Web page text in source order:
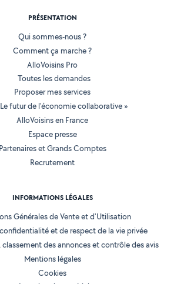
PRÉSENTATION
Qui sommes-nous ?
Comment ça marche ?
AlloVoisins Pro
Toutes les demandes
Proposer mes services
futur de l'économie collaborative »
AlloVoisins en France
Espace presse
Partenaires et Grands Comptes
Recrutement
INFORMATIONS LÉGALES
Générales de Vente et d'Utilisation
et de respect de la vie privée
des annonces et contrôle des avis
Mentions légales
Cookies